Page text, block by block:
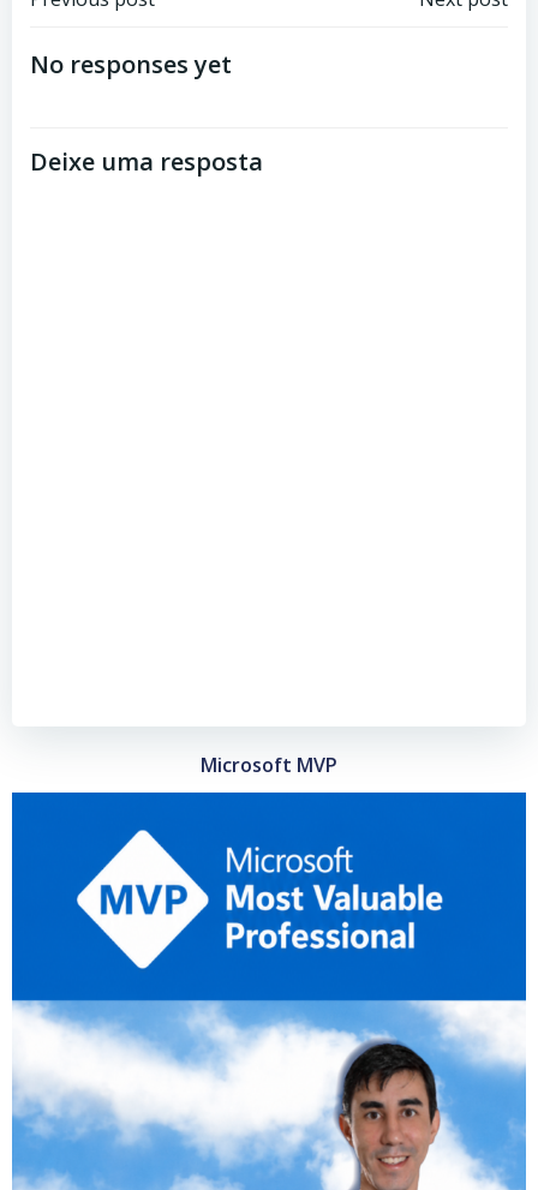
de
No responses yet
Deixe uma resposta
Microsoft MVP